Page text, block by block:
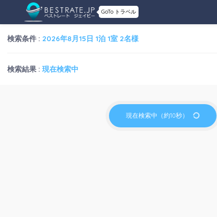
GoTo トラベル
検索条件 : 2026年8月15日 1泊 1室 2名様
検索結果 : 現在検索中
現在検索中（約10秒）